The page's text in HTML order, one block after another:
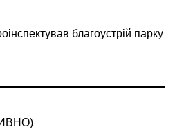
благоустрій парку